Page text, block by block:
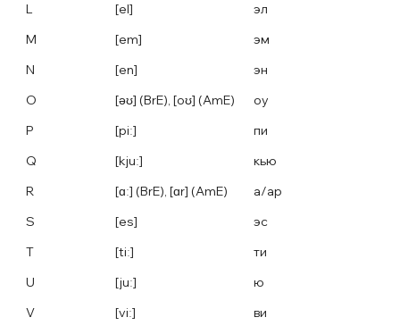
L
[el] эл
M
[em] эм
N
[en] эн
O
[əʊ] (BrE), [oʊ] (AmE) оу
P
[piː] пи
Q
[kjuː] кью
R
[ɑː] (BrE), [ɑr] (AmE) а/ар
S
[es] эс
T
[tiː] ти
U
[juː] ю
V
[viː] ви